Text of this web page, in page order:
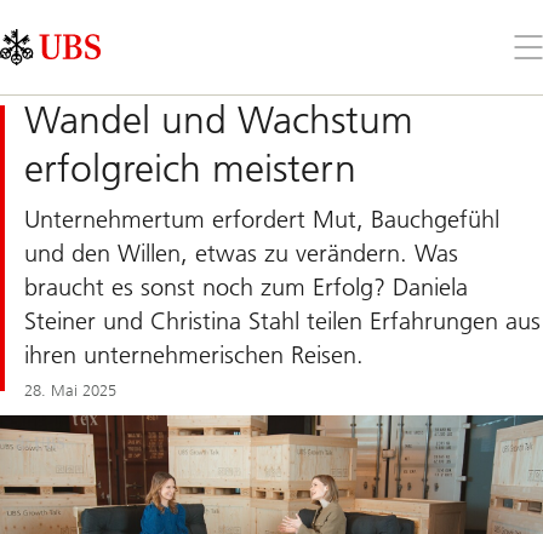
Links
Area
Sie
Wandel und Wachstum
erfolgreich meistern
Unternehmertum erfordert Mut, Bauchgefühl
und den Willen, etwas zu verändern. Was
braucht es sonst noch zum Erfolg? Daniela
Steiner und Christina Stahl teilen Erfahrungen aus
ihren unternehmerischen Reisen.
28. Mai 2025